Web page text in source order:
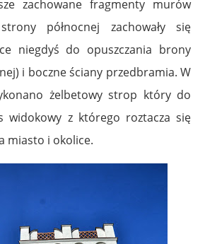
zachowane fragmenty murów
północnej zachowały się
niegdyś do opuszczania brony
i boczne ściany przedbramia. W
żelbetowy strop który do
widokowy z którego roztacza się
miasto i okolice.